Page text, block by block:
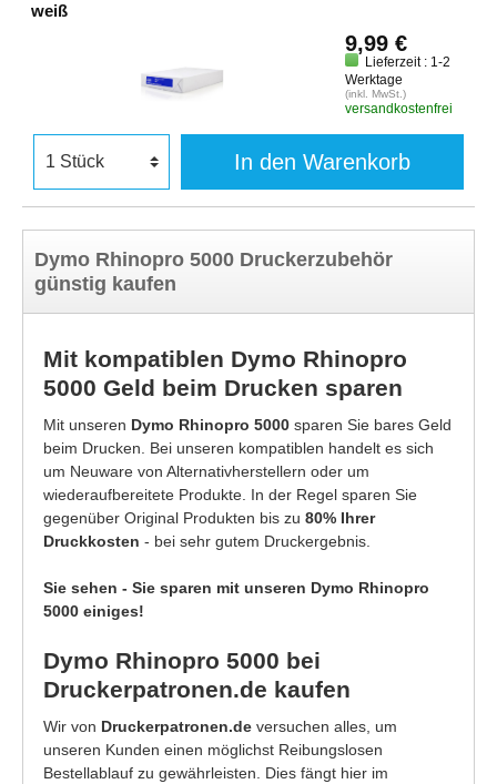
weiß
9,99 €
Lieferzeit : 1-2
Werktage
(inkl. MwSt.)
versandkostenfrei
In den Warenkorb
Dymo Rhinopro 5000 Druckerzubehör
günstig kaufen
Mit kompatiblen Dymo Rhinopro
5000 Geld beim Drucken sparen
Mit unseren Dymo Rhinopro 5000 sparen Sie bares Geld
beim Drucken. Bei unseren kompatiblen handelt es sich
um Neuware von Alternativherstellern oder um
wiederaufbereitete Produkte. In der Regel sparen Sie
gegenüber Original Produkten bis zu 80% Ihrer
Druckkosten - bei sehr gutem Druckergebnis.
Sie sehen - Sie sparen mit unseren Dymo Rhinopro
5000 einiges!
Dymo Rhinopro 5000 bei
Druckerpatronen.de kaufen
Wir von Druckerpatronen.de versuchen alles, um
unseren Kunden einen möglichst Reibungslosen
Bestellablauf zu gewährleisten. Dies fängt hier im